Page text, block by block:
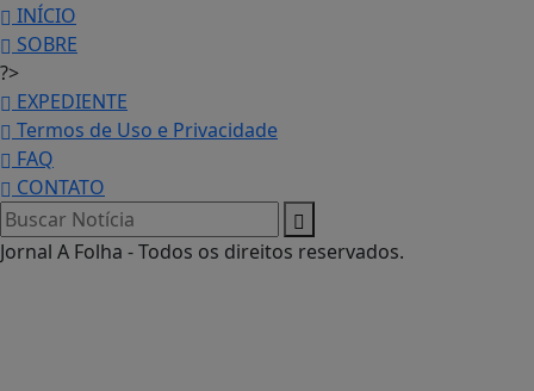
INÍCIO
SOBRE
?>
EXPEDIENTE
Termos de Uso e Privacidade
FAQ
CONTATO
Jornal A Folha - Todos os direitos reservados.